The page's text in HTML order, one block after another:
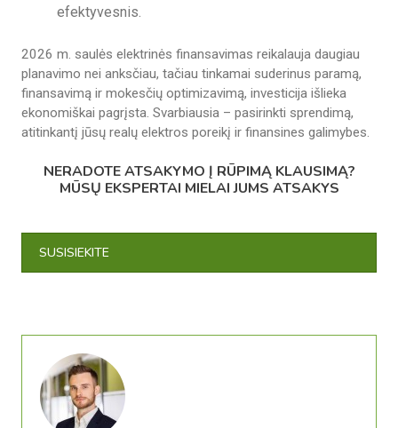
efektyvesnis.
2026 m. saulės elektrinės finansavimas reikalauja daugiau
planavimo nei anksčiau, tačiau tinkamai suderinus paramą,
finansavimą ir mokesčių optimizavimą, investicija išlieka
ekonomiškai pagrįsta. Svarbiausia – pasirinkti sprendimą,
atitinkantį jūsų realų elektros poreikį ir finansines galimybes.
NERADOTE ATSAKYMO Į RŪPIMĄ KLAUSIMĄ?
MŪSŲ EKSPERTAI MIELAI JUMS ATSAKYS
SUSISIEKITE